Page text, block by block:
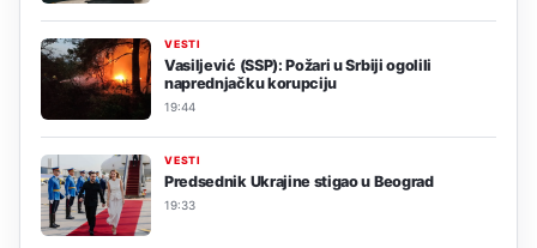
VESTI
Vasiljević (SSP): Požari u Srbiji ogolili
naprednjačku korupciju
19:44
VESTI
Predsednik Ukrajine stigao u Beograd
19:33